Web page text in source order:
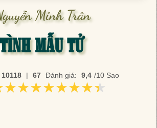
Minh Trân
TÌNH MẪU TỬ
10118 | 67 Đánh giá: 9,4 /10 Sao